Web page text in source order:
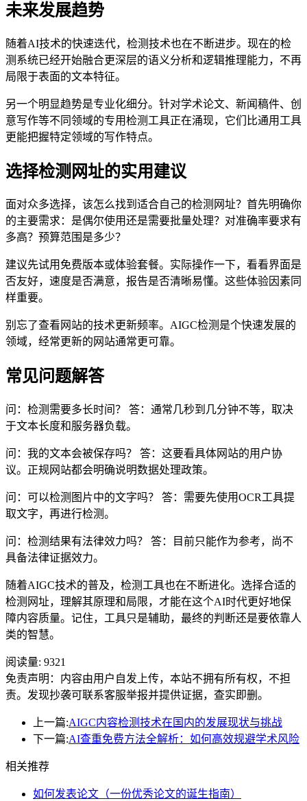
未来发展趋势
随着AI技术的快速迭代，检测技术也在不断进步。现在的检
测系统已经开始融合更深层的语义分析和逻辑推理能力，不再
局限于表面的文本特征。
另一个明显趋势是专业化细分。针对学术论文、新闻稿件、创
意写作等不同领域的专用检测工具正在涌现，它们比通用工具
更能把握特定领域的写作特点。
选择检测网址的实用建议
面对众多选择，该怎么找到适合自己的检测网址？首先明确你
的主要需求：是偶尔使用还是需要批量处理？对准确率要求有
多高？预算范围是多少？
建议先试用免费版本或体验套餐。实际操作一下，看看界面是
否友好，速度是否满意，报告是否清晰易懂。这些体验因素同
样重要。
别忘了查看网站的技术更新频率。AIGC检测是个快速发展的
领域，经常更新的网站通常更可靠。
常见问题解答
问：检测需要多长时间？ 答：通常几秒到几分钟不等，取决
于文本长度和服务器负载。
问：我的文本会被保存吗？ 答：这要看具体网站的用户协
议。正规网站都会明确说明数据处理政策。
问：可以检测图片中的文字吗？ 答：需要先使用OCR工具提
取文字，再进行检测。
问：检测结果有法律效力吗？ 答：目前只能作为参考，尚不
具备法律证据效力。
随着AIGC技术的普及，检测工具也在不断进化。选择合适的
检测网址，理解其原理和局限，才能在这个AI时代更好地保
障内容质量。记住，工具只是辅助，最终的判断还是要依靠人
类的智慧。
阅读量: 9321
免责声明：内容由用户自发上传，本站不拥有所有权，不担
责。发现抄袭可联系客服举报并提供证据，查实即删。
上一篇:AIGC内容检测技术在国内的发展现状与挑战
下一篇:AI查重免费方法全解析：如何高效规避学术风险
相关推荐
如何发表论文（一份优秀论文的诞生指南）